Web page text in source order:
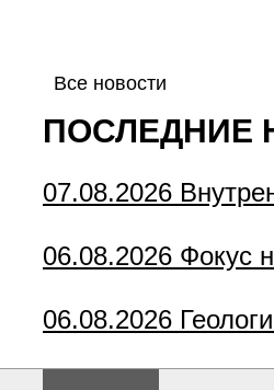
Все новости
ПОСЛЕДНИЕ
07.08.2026
06.08.2026 Фокус
06.08.2026